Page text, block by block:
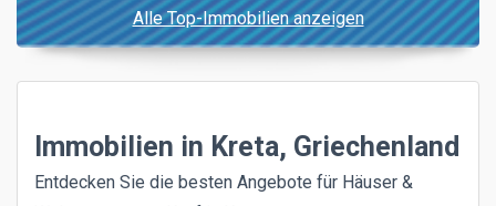
Alle Top-Immobilien anzeigen
Immobilien in Kreta, Griechenland
Entdecken Sie die besten Angebote für Häuser &